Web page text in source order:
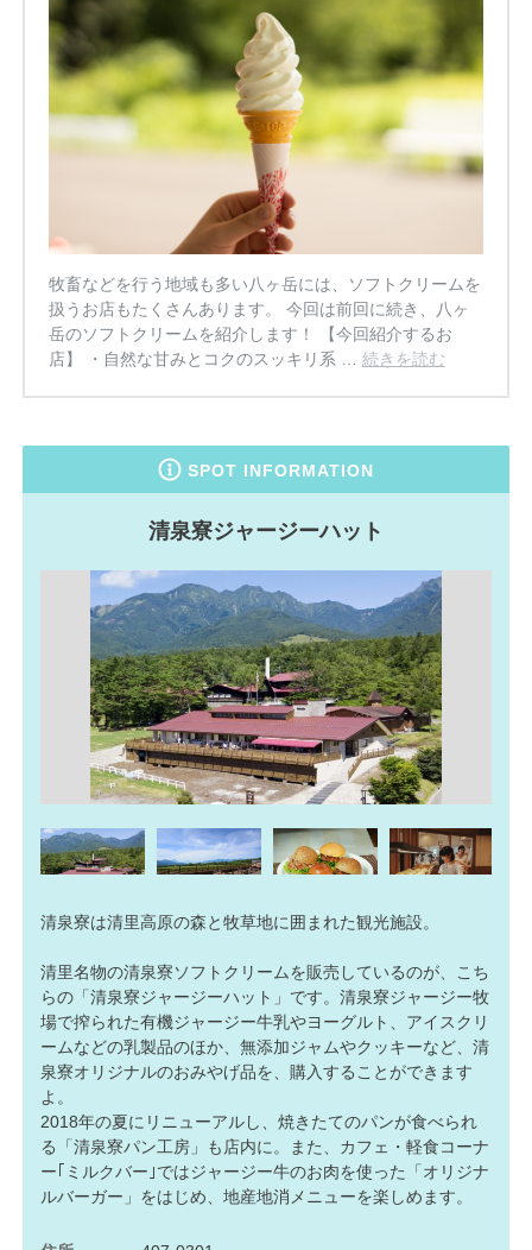
牧畜などを行う地域も多い八ヶ岳には、ソフトクリームを
扱うお店もたくさんあります。 今回は前回に続き、八ヶ
岳のソフトクリームを紹介します！ 【今回紹介するお
店】 ・自然な甘みとコクのスッキリ系 … 続きを読む
SPOT INFORMATION
清泉寮ジャージーハット
清泉寮は清里高原の森と牧草地に囲まれた観光施設。
清里名物の清泉寮ソフトクリームを販売しているのが、こち
らの「清泉寮ジャージーハット」です。清泉寮ジャージー牧
場で搾られた有機ジャージー牛乳やヨーグルト、アイスクリ
ームなどの乳製品のほか、無添加ジャムやクッキーなど、清
泉寮オリジナルのおみやげ品を、購入することができます
よ。
2018年の夏にリニューアルし、焼きたてのパンが食べられ
る「清泉寮パン工房」も店内に。また、カフェ・軽食コーナ
ー｢ミルクバー｣ではジャージー牛のお肉を使った「オリジナ
ルバーガー」をはじめ、地産地消メニューを楽しめます。